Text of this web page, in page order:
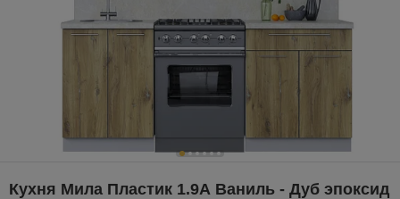
Кухня Мила Пластик 1.9А Ваниль - Дуб эпоксид